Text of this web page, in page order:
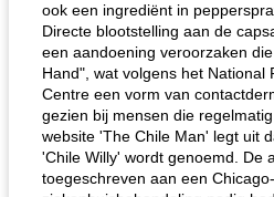
ook een ingrediënt in
Directe blootstelling aan de
een aandoening veroorzaken
Hand", wat volgens het National
Centre een vorm van
gezien bij mensen die
website 'The Chile Man' legt uit
'Chile Willy' wordt genoemd. De
toegeschreven aan een